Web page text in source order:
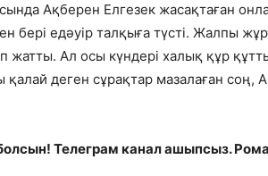
Ақберен Елгезек жасақтаған
бері едәуір талқыға түсті. Жалпы
жатты. Ал осы күндері халық құр
деген сұрақтар мазалаған соң,
Телеграм канал ашыпсыз.